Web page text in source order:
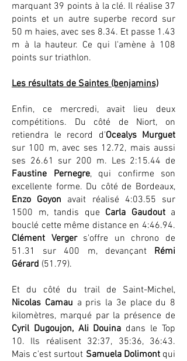
marquant 39 points à la clé. Il réalise 37
points et un autre superbe record sur
50 m haies, avec ses 8.34. Et passe 1.43
m à la hauteur. Ce qui l'amène à 108
points sur triathlon.
Les résultats de Saintes (benjamins)
Enfin, ce mercredi, avait lieu deux
compétitions. Du côté de Niort, on
retiendra le record d'Ocealys Murguet
sur 100 m, avec ses 12.72, mais aussi
ses 26.61 sur 200 m. Les 2:15.44 de
Faustine Pernegre, qui confirme son
excellente forme. Du côté de Bordeaux,
Enzo Goyon avait réalisé 4:03.55 sur
1500 m, tandis que Carla Gaudout a
bouclé cette même distance en 4:46.94.
Clément Vergers'offre un chrono de
51.31 sur 400 m, devançant Rémi
Gérard (51.79).
Et du côté du trail de Saint-Michel,
Nicolas Camau a pris la 3e place du 8
kilomètres, marqué par la présence de
Cyril Dugoujon, Ali Douina dans le Top
10. Ils réalisent 32:37, 35:36, 36:43.
Mais c'est surtout Samuela Dolimontqui